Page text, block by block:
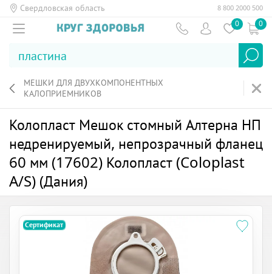
Свердловская область 8 800 2000 500
0 0
МЕШКИ ДЛЯ ДВУХКОМПОНЕНТНЫХ
КАЛОПРИЕМНИКОВ
Колопласт Мешок стомный Алтерна НП
недренируемый, непрозрачный фланец
60 мм (17602) Колопласт (Coloplast
A/S) (Дания)
Сертификат